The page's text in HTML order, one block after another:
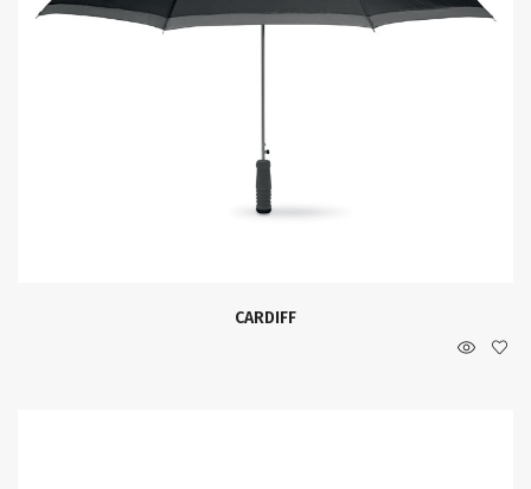
CARDIFF